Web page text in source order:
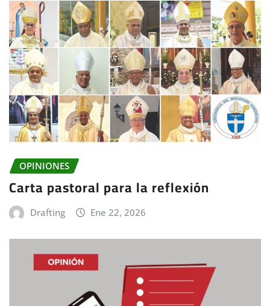
OPINIONES
Carta pastoral para la reflexión
Drafting Ene 22, 2026